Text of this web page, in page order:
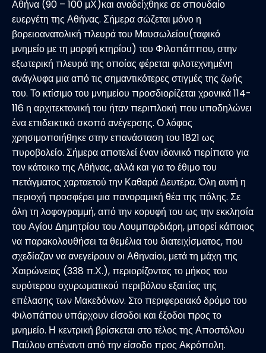
Αθήνα (90 – 100 μΧ)και αναδείχθηκε σε σπουδαίο
ευεργέτη της Αθήνας. Σήμερα σώζεται μόνο η
βορειοανατολική πλευρά του Μαυσωλείου(ταφικό
μνημείο με τη μορφή κτηρίου) του Φιλοπάππου, στην
εξωτερική πλευρά της οποίας φέρεται φιλοτεχνημένη
ανάγλυφα μια από τις σημαντικότερες στιγμές της ζωής
του. Το κτίσιμο του μνημείου προσδιορίζεται χρονικά 114-
116 η αρχιτεκτονική του ήταν περιπλοκή που υποδηλώνει
ένα επιδεικτικό σκοπό ανέγερσης. Ο λόφος
χρησιμοποιήθηκε στην επανάσταση του 1821 ως
πυροβολείο. Σήμερα αποτελεί έναν ιδανικό περίπατο για
τον κάτοικο της Αθήνας, αλλά και για το έθιμο του
πετάγματος χαρταετού την Καθαρά Δευτέρα. Όλη αυτή η
περιοχή προσφέρει μια πανοραμική θέα της πόλης. Σε
όλη τη λοφογραμμή, από την κορυφή του ως την εκκλησία
του Αγίου Δημητρίου του Λουμπαρδιάρη, μπορεί κάποιος
να παρακολουθήσει τα θεμέλια του διατειχίσματος, που
σχεδίαζαν να ανεγείρουν οι Αθηναίοι, μετά τη μάχη της
Χαιρώνειας (338 π.Χ.), περιορίζοντας το μήκος του
ευρύτερου οχυρωματικού περιβόλου εξαιτίας της
επέλασης των Μακεδόνων. Στο περιφερειακό δρόμο του
Φιλοπάπου υπάρχουν είσοδοι και έξοδοι προς το
μνημείο. Η κεντρική βρίσκεται στο τέλος της Αποστόλου
Παύλου απέναντι από την είσοδο προς Ακρόπολη.